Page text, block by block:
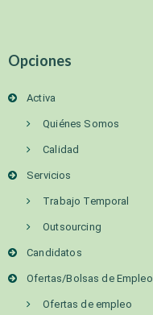
Opciones
Activa
Quiénes Somos
Calidad
Servicios
Trabajo Temporal
Outsourcing
Candidatos
Ofertas/Bolsas de Empleo
Ofertas de empleo